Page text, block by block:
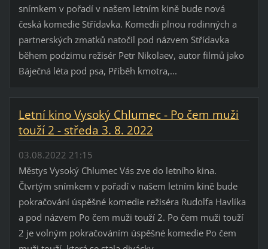
snímkem v pořadí v našem letním kině bude nová
česká komedie Střídavka. Komedii plnou rodinných a
partnerských zmatků natočil pod názvem Střídavka
během podzimu režisér Petr Nikolaev, autor filmů jako
Báječná léta pod psa, Příběh kmotra,...
Letní kino Vysoký Chlumec - Po čem muži
touží 2 - středa 3. 8. 2022
03.08.2022 21:15
Městys Vysoký Chlumec Vás zve do letního kina.
Čtvrtým snímkem v pořadí v našem letním kině bude
pokračování úspěšné komedie režiséra Rudolfa Havlíka
a pod názvem Po čem muži touží 2. Po čem muži touží
2 je volným pokračováním úspěšné komedie Po čem